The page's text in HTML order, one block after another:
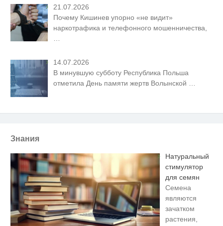
21.07.2026
Почему Кишинев упорно «не видит»
наркотрафика и телефонного мошенничества,
14.07.2026
В минувшую субботу Республика Польша
отметила День памяти жертв Волынской …
Знания
Натуральный
стимулятор
для семян
Семена
являются
зачатком
растения,